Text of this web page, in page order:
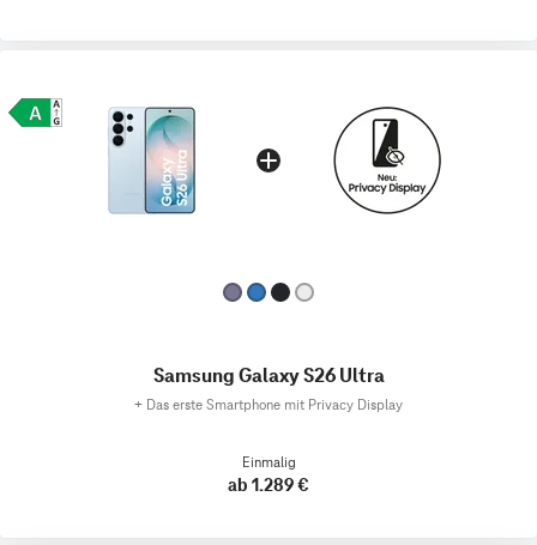
Samsung Galaxy S26 Ultra
+ Das erste Smartphone mit Privacy Display
Einmalig
ab 1.289 €